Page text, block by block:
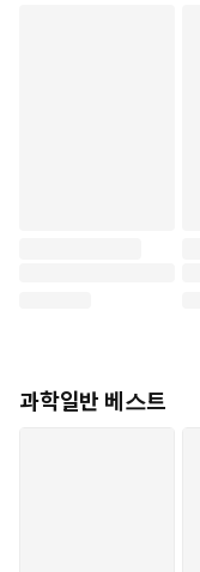
과학일반 베스트